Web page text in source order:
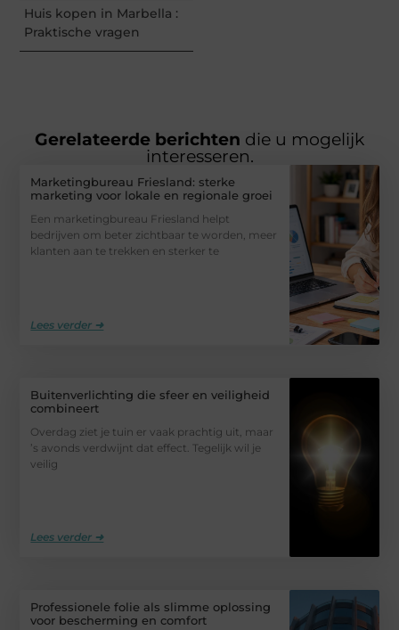
Huis kopen in Marbella :
Praktische vragen
Gerelateerde berichten die u mogelijk
interesseren.
Marketingbureau Friesland: sterke
marketing voor lokale en regionale groei
Een marketingbureau Friesland helpt
bedrijven om beter zichtbaar te worden, meer
klanten aan te trekken en sterker te
Lees verder ➜
Buitenverlichting die sfeer en veiligheid
combineert
Overdag ziet je tuin er vaak prachtig uit, maar
’s avonds verdwijnt dat effect. Tegelijk wil je
veilig
Lees verder ➜
Professionele folie als slimme oplossing
voor bescherming en comfort